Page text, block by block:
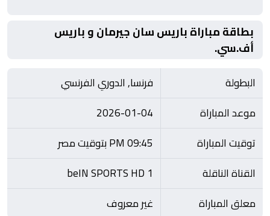
بطاقة مباراة باريس سان جيرمان و باريس
أف.سي.
البطولة
فرنسا, الدوري الفرنسي
موعد المباراة
2026-01-04
توقيت المباراة
09:45 PM بتوقيت مصر
القناة الناقلة
beIN SPORTS HD 1
معلق المباراة
غير معروف